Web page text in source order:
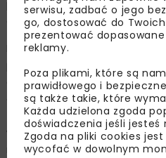
przyczółkami rozwoju dla
energetyki wiatrowej – mówi
Budowa farm wiatrowych na
projekt strategiczny w
do 2040 roku” (jej
do końca bieżącego roku).
że wśród źródeł
właśnie energetyka wiatrowa
mocy w OZE w 2040 roku).
serwisu, zadbać o jego
go, dostosować do
prezentować
reklamy.
Poza plikami, które są
prawidłowego i
są także takie, które
Każda udzielona zgoda
doświadczenia jeśli jesteś
Zgoda na pliki cookies
wycofać w dowolnym